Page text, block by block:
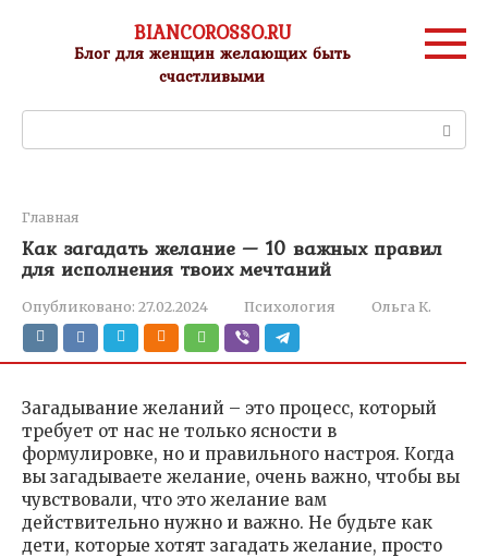
контенту
BIANCOROSSO.RU
Блог для женщин желающих быть
счастливыми
Главная
Как загадать желание — 10 важных правил
для исполнения твоих мечтаний
Опубликовано: 27.02.2024 Психология Ольга К.
Загадывание желаний – это процесс, который
требует от нас не только ясности в
формулировке, но и правильного настроя. Когда
вы загадываете желание, очень важно, чтобы вы
чувствовали, что это желание вам
действительно нужно и важно. Не будьте как
дети, которые хотят загадать желание, просто